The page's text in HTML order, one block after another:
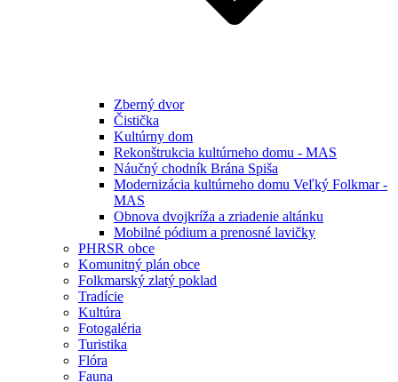
Zberný dvor
Čistička
Kultúrny dom
Rekonštrukcia kultúrneho domu - MAS
Náučný chodník Brána Spiša
Modernizácia kultúrneho domu Veľký Folkmar -
MAS
Obnova dvojkríža a zriadenie altánku
Mobilné pódium a prenosné lavičky
PHRSR obce
Komunitný plán obce
Folkmarský zlatý poklad
Tradície
Kultúra
Fotogaléria
Turistika
Flóra
Fauna